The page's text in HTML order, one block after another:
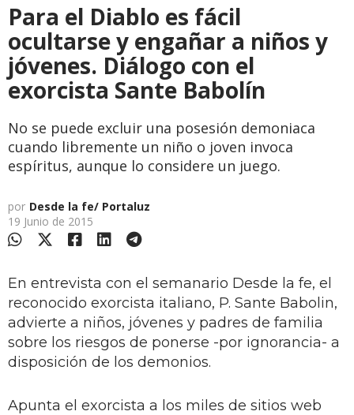
Para el Diablo es fácil
ocultarse y engañar a niños y
jóvenes. Diálogo con el
exorcista Sante Babolín
No se puede excluir una posesión demoniaca
cuando libremente un niño o joven invoca
espíritus, aunque lo considere un juego.
por Desde la fe/ Portaluz
19 Junio de 2015
En entrevista con el semanario Desde la fe, el
reconocido exorcista italiano, P. Sante Babolin,
advierte a niños, jóvenes y padres de familia
sobre los riesgos de ponerse -por ignorancia- a
disposición de los demonios.
Apunta el exorcista a los miles de sitios web